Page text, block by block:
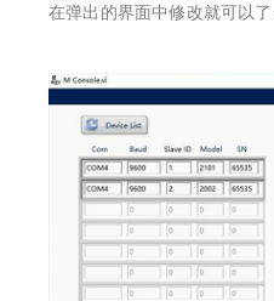
在弹出的界面中修改就可以了